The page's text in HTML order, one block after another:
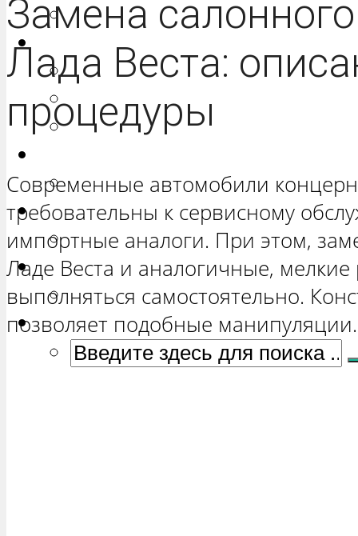
РЕМОНТ ВАЗ 2172 «ПРИОРА
РЕМОНТ ВАЗ 21213 «НИВА
ВАЗ 21214 «НИВА ТРЕХ-
РЕМОНТ ВАЗ 2131 «НИВА
РЕМОНТ ВАЗ 2190 «ГРАНТА»
Ока
РЕМОНТ ВАЗ 1111 «ОКА»
Ларгус
РЕМОНТ ЛАДА ЛАРГУС
Замена
Лада Веста:
процедуры
Современные автомобили
требовательны к сервисному
импортные аналоги. При этом,
Ладе Веста и аналогичные,
выполняться самостоятельно.
позволяет подобные манипуляции.